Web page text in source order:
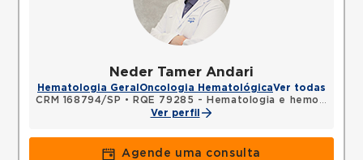
Neder Tamer Andari
Hematologia Geral Oncologia HematológicaVer todas
CRM 168794/SP •
RQE 79285 - Hematologia e hemoterapia
Ver perfil
Agende uma consulta